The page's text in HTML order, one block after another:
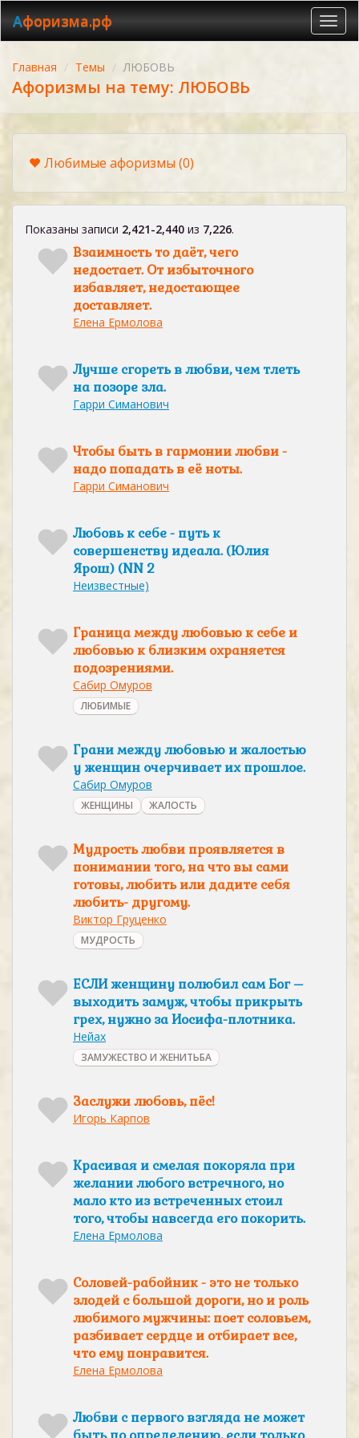
Афоризма.рф
Главная Темы ЛЮБОВЬ
Афоризмы на тему: ЛЮБОВЬ
Любимые афоризмы (0)
Показаны записи 2,421-2,440 из 7,226.
Взаимность то даёт, чего
недостает. От избыточного
избавляет, недостающее
доставляет.
Елена Ермолова
Лучше сгореть в любви, чем тлеть
на позоре зла.
Гарри Симанович
Чтобы быть в гармонии любви -
надо попадать в её ноты.
Гарри Симанович
Любовь к себе - путь к
совершенству идеала. (Юлия
Ярош) (NN 2
Неизвестные)
Граница между любовью к себе и
любовью к близким охраняется
подозрениями.
Сабир Омуров
ЛЮБИМЫЕ
Грани между любовью и жалостью
у женщин очерчивает их прошлое.
Сабир Омуров
ЖЕНЩИНЫ ЖАЛОСТЬ
Мудрость любви проявляется в
понимании того, на что вы сами
готовы, любить или дадите себя
любить- другому.
Виктор Груценко
МУДРОСТЬ
ЕСЛИ женщину полюбил сам Бог –
выходить замуж, чтобы прикрыть
грех, нужно за Иосифа-плотника.
Нейах
ЗАМУЖЕСТВО И ЖЕНИТЬБА
Заслужи любовь, пёс!
Игорь Карпов
Красивая и смелая покоряла при
желании любого встречного, но
мало кто из встреченных стоил
того, чтобы навсегда его покорить.
Елена Ермолова
Соловей-рабойник - это не только
злодей с большой дороги, но и роль
любимого мужчины: поет соловьем,
разбивает сердце и отбирает все,
что ему понравится.
Елена Ермолова
Любви с первого взгляда не может